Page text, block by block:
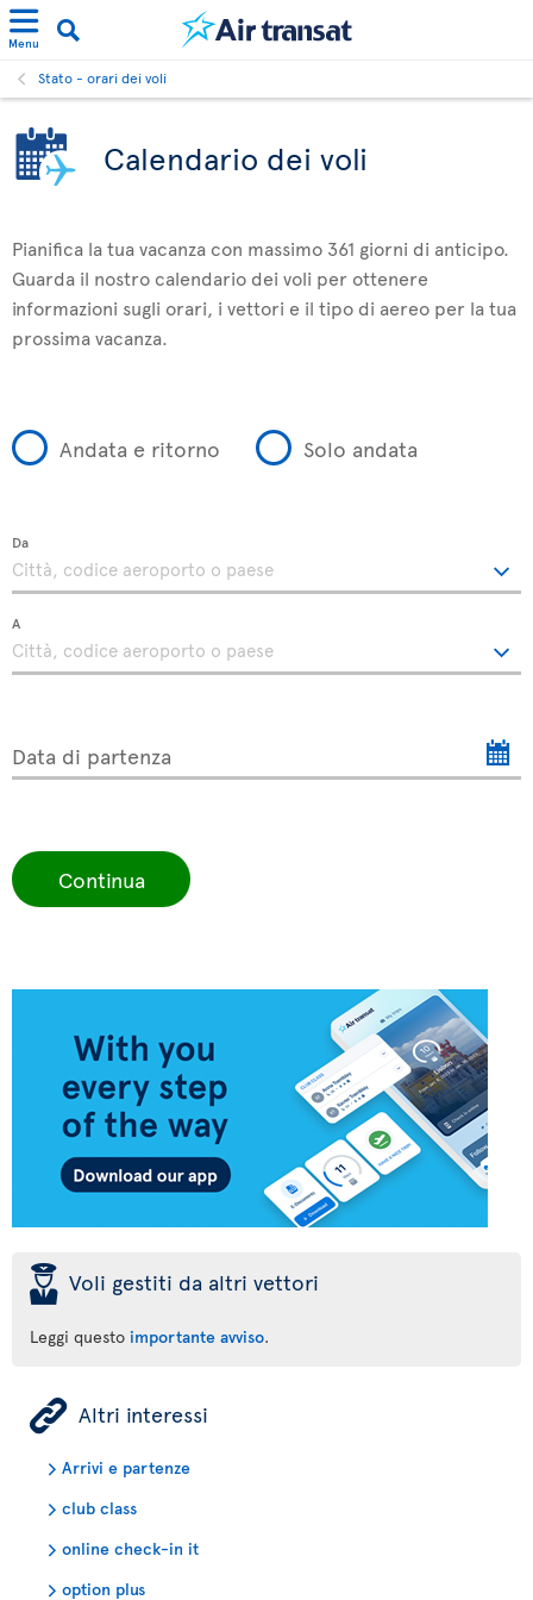
Menu
Stato - orari dei voli
Calendario dei voli
Pianifica la tua vacanza con massimo 361 giorni di anticipo.
Guarda il nostro calendario dei voli per ottenere
informazioni sugli orari, i vettori e il tipo di aereo per la tua
prossima vacanza.
Andata e ritorno Solo andata
Da
A
Data di partenza
Continua
þ Voli gestiti da altri vettori
Leggi questo importante avviso.
ÿ Altri interessi
Arrivi e partenze
club class
online check-in it
option plus